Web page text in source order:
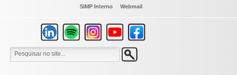
SIMP Interno Webmail